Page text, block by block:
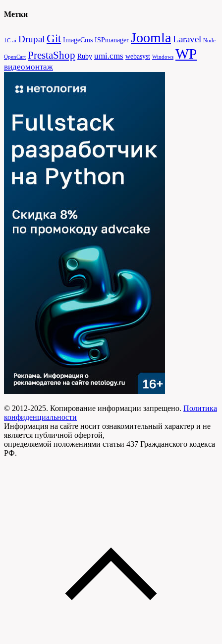
Метки
1С ai Drupal Git ImageCms ISPmanager Joomla Laravel Node
OpenCart PrestaShop Ruby umi.cms webasyst Windows WP
видеомонтаж
© 2012-2025. Копирование информации запрещено. Политика
конфиденциальности
Информация на сайте носит ознакомительный характер и не
является публичной офертой,
определяемой положениями статьи 437 Гражданского кодекса
РФ.